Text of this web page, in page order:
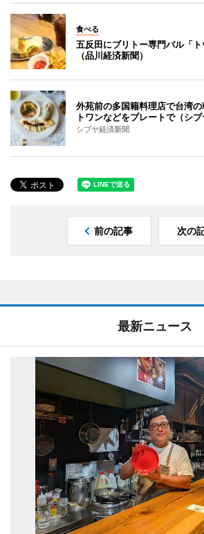
食べる
五反田にブリトー専門バル「ト
（品川経済新聞）
外苑前の多国籍料理店で台湾
トワンなどをプレートで（シブ
シブヤ経済新聞
前の記事 次の
最新ニュース